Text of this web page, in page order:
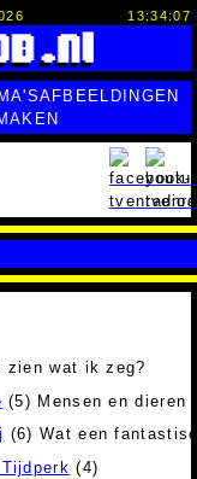
13:34:08
AFBEELDINGEN
zien wat ik zeg?
(5) Mensen en dieren
(6) Wat een
(4)